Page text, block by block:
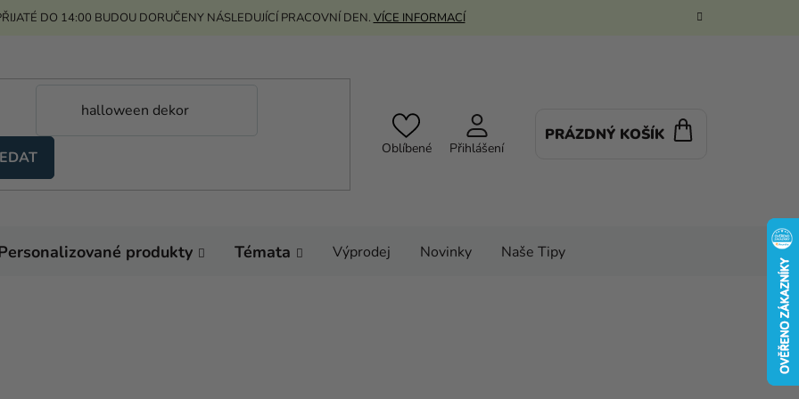
DO 14:00 BUDOU DORUČENY NÁSLEDUJÍCÍ PRACOVNÍ DEN. VÍCE INFORMACÍ
Oblíbené Přihlášení
PRÁZDNÝ KOŠÍK
produkty Témata Výprodej Novinky Naše Tipy